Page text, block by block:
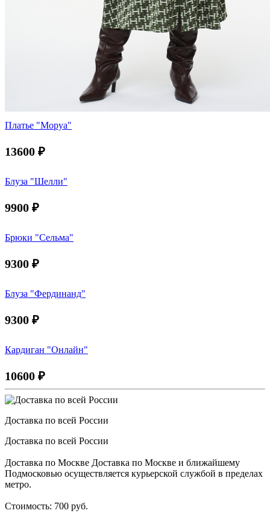
Платье "Моруа"
13600 ₽
Блуза "Шелли"
9900 ₽
Брюки "Сельма"
9300 ₽
Блуза "Фердинанд"
9300 ₽
Кардиган "Онлайн"
10600 ₽
Доставка по всей России
Доставка по всей России
Доставка по Москве Доставка по Москве и ближайшему
Подмосковью осуществляется курьерской службой в пределах
метро.
Стоимость: 700 руб.